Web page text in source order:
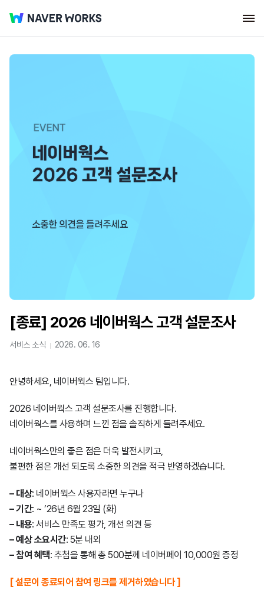
[종료] 2026 네이버웍스 고객 설문조사
서비스 소식 2026. 06. 16
안녕하세요, 네이버웍스 팀입니다.
2026 네이버웍스 고객 설문조사를 진행합니다.
네이버웍스를 사용하며 느낀 점을 솔직하게 들려주세요.
네이버웍스만의 좋은 점은 더욱 발전시키고,
불편한 점은 개선 되도록 소중한 의견을 적극 반영하겠습니다.
– 대상: 네이버웍스 사용자라면 누구나
– 기간: ~ ’26년 6월 23일 (화)
– 내용: 서비스 만족도 평가, 개선 의견 등
– 예상 소요시간: 5분 내외
– 참여 혜택: 추첨을 통해 총 500분께 네이버페이 10,000원 증정
[ 설문이 종료되어 참여 링크를 제거하였습니다 ]